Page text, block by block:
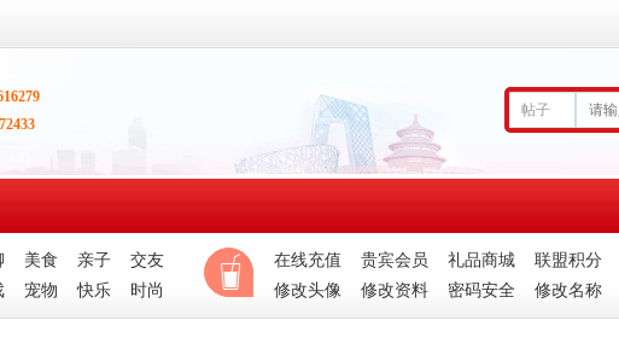
帖子
美食 亲子
交友
宠物 快乐 时尚
在线充值 贵宾会员 礼品商城
联盟积分
修改头像
修改资料 密码安全 修改名称